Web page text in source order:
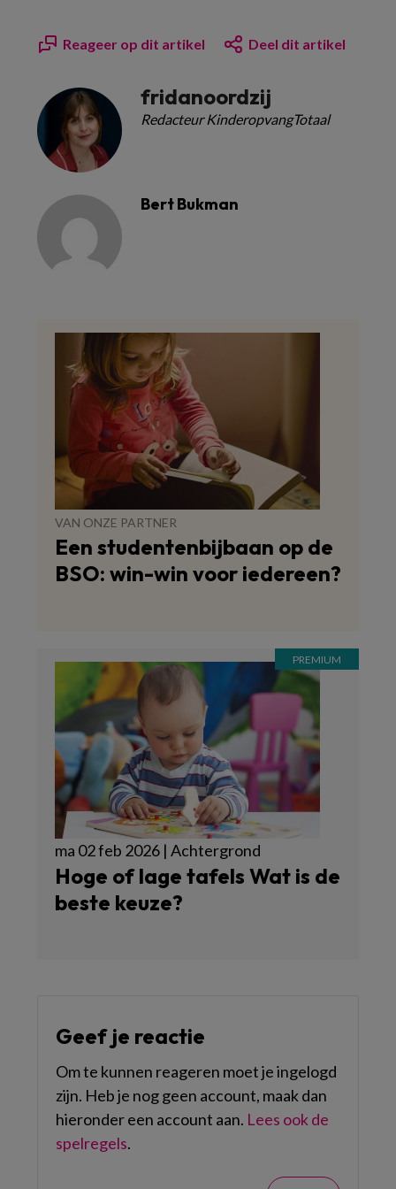
Reageer op dit artikel Deel dit artikel
fridanoordzij
Redacteur KinderopvangTotaal
Bert Bukman
VAN ONZE PARTNER
Een studentenbijbaan op de
BSO: win-win voor iedereen?
ma 02 feb 2026 | Achtergrond
Hoge of lage tafels Wat is de
beste keuze?
Geef je reactie
Om te kunnen reageren moet je ingelogd
zijn. Heb je nog geen account, maak dan
hieronder een account aan. Lees ook de
spelregels.